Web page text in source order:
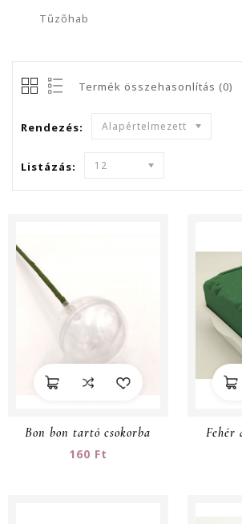
Tűzőhab
Termék összehasonlítás (0)
Rendezés: Alapértelmezett
Listázás: 12
Bon bon tartó csokorba
160 Ft
Fehér